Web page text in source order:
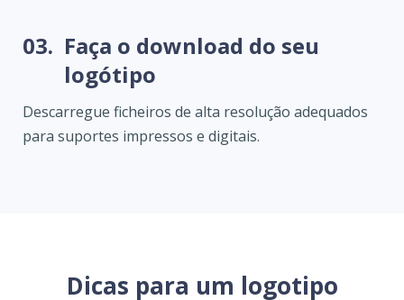
03. Faça o download do seu
logótipo
Descarregue ficheiros de alta resolução adequados
para suportes impressos e digitais.
Dicas para um logotipo